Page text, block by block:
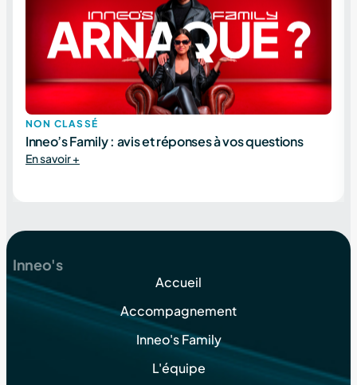
NON CLASSÉ
Inneo’s Family : avis et réponses à vos questions
En savoir +
Inneo's
Accueil
Accompagnement
Inneo's Family
L'équipe